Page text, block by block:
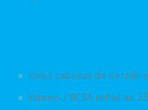
Idées cadeaux de
Vannes / RCSA refixé au